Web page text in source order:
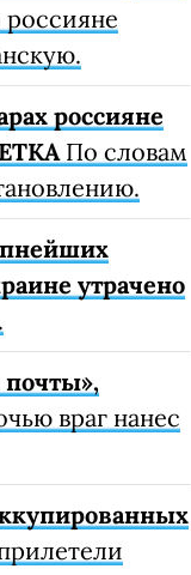
россияне
По словам
утрачено
почты»,
враг нанес